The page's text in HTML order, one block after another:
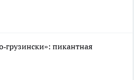
пикантная